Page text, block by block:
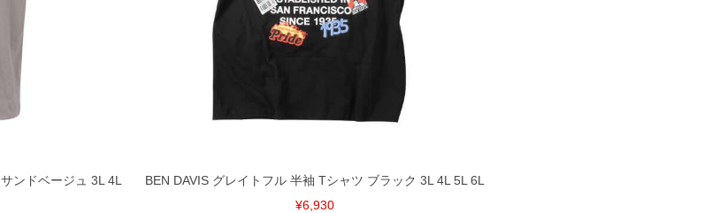
います。
、予めご了承下さい。
裾にファスナーや調節ひもが付いて
ださい。
ンドベージュ 3L 4L
BEN DAVIS グレイトフル 半袖 Tシャツ ブラック 3L 4L 5L 6L
¥6,930